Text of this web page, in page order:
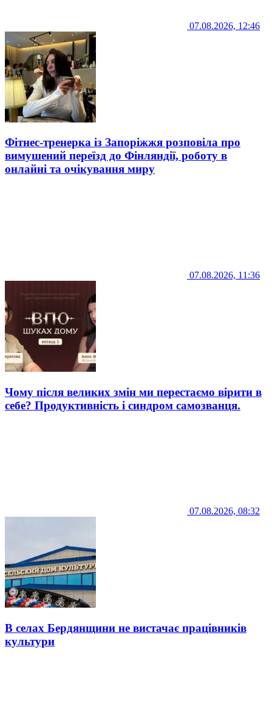
07.08.2026, 12:46
Фітнес-тренерка із Запоріжжя розповіла про
вимушений переїзд до Фінляндії, роботу в
онлайні та очікування миру
07.08.2026, 11:36
Чому після великих змін ми перестаємо вірити в
себе? Продуктивність і синдром самозванця.
07.08.2026, 08:32
В селах Бердянщини не вистачає працівників
культури